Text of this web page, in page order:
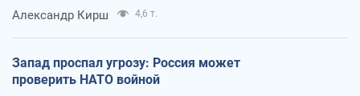
Александр Кирш 4,6 т.
Запад проспал угрозу: Россия может
проверить НАТО войной